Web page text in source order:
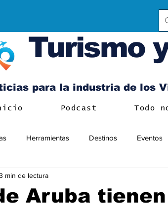
Turismo
para la industria de los
Podcast Todo
Herramientas Destinos Eventos
Aruba tienen
min de lectura